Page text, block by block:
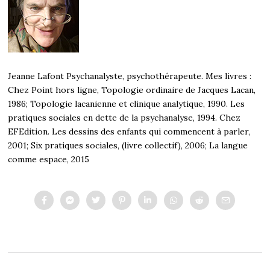
Jeanne Lafont Psychanalyste, psychothérapeute. Mes livres :
Chez Point hors ligne, Topologie ordinaire de Jacques Lacan,
1986; Topologie lacanienne et clinique analytique, 1990. Les
pratiques sociales en dette de la psychanalyse, 1994. Chez
EFEdition. Les dessins des enfants qui commencent à parler,
2001; Six pratiques sociales, (livre collectif), 2006; La langue
comme espace, 2015